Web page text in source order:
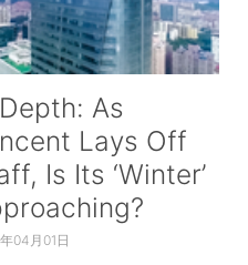
As
Lays Off
Is Its ‘Winter’
04月01日